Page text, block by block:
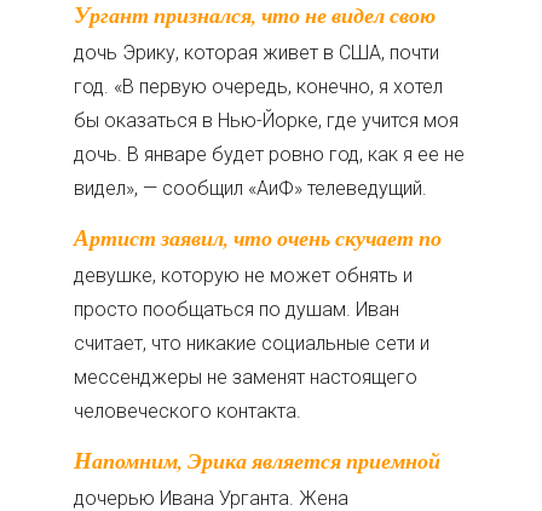
Ургант признался, что не видел свою
дочь Эрику, которая живет в США, почти
год. «В первую очередь, конечно, я хотел
бы оказаться в Нью-Йорке, где учится моя
дочь. В январе будет ровно год, как я ее не
видел», — сообщил «АиФ» телеведущий.
Артист заявил, что очень скучает по
девушке, которую не может обнять и
просто пообщаться по душам. Иван
считает, что никакие социальные сети и
мессенджеры не заменят настоящего
человеческого контакта.
Напомним, Эрика является приемной
дочерью Ивана Урганта. Жена